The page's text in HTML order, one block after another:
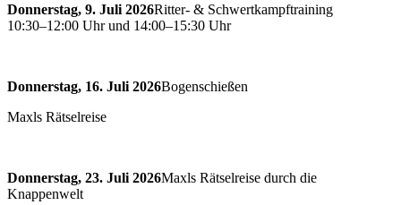
Donnerstag, 9. Juli 2026Ritter- & Schwertkampftraining
10:30–12:00 Uhr und 14:00–15:30 Uhr
Donnerstag, 16. Juli 2026Bogenschießen
Maxls Rätselreise
Donnerstag, 23. Juli 2026Maxls Rätselreise durch die
Knappenwelt